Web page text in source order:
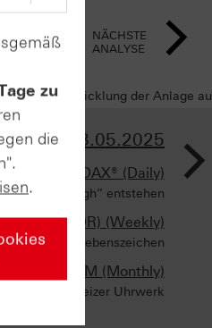
NÄCHSTE
ANALYSE
Wertentwicklung der Anlage
>
VOM 23.05.2025
DAX® (Daily)
“swing high” entstehen
(ADR) (Weekly)
sendet Lebenszeichen
IBM (Monthly)
Wie ein Schweizer Uhrwerk
zu
die
.